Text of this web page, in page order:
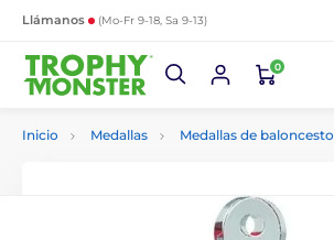
Llámanos (Mo-Fr 9-18, Sa 9-13)
0
Inicio Medallas Medallas de baloncesto